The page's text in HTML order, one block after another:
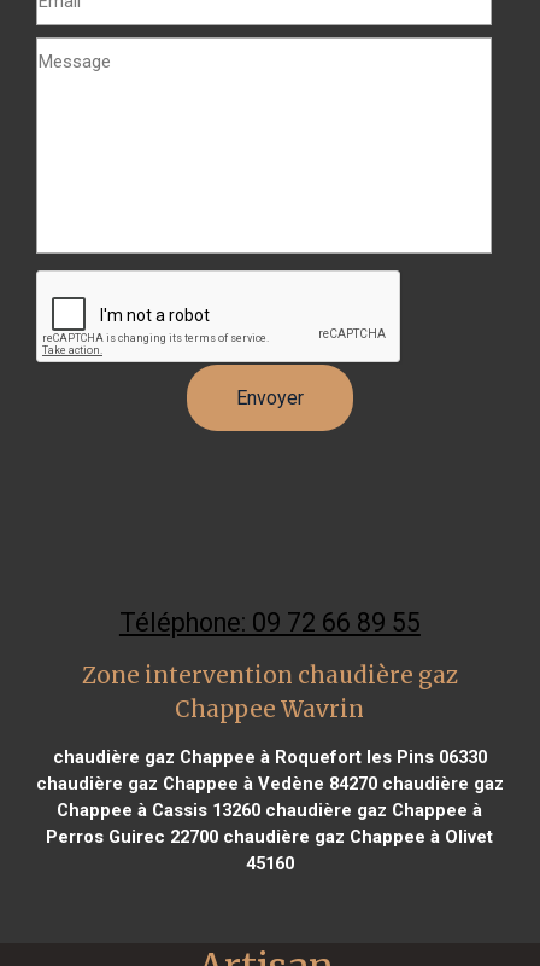
Téléphone: 09 72 66 89 55
Zone intervention chaudière gaz
Chappee Wavrin
chaudière gaz Chappee à Roquefort les Pins 06330
chaudière gaz Chappee à Vedène 84270chaudière gaz
Chappee à Cassis 13260 chaudière gaz Chappee à
Perros Guirec 22700 chaudière gaz Chappee à Olivet
45160